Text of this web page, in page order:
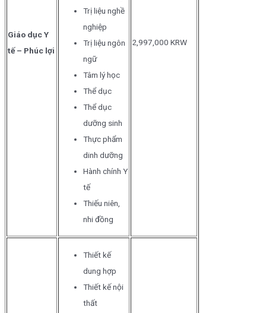
Giáo dục Y
tế – Phúc lợi
Trị liệu nghề
nghiệp
Trị liệu ngôn
ngữ
Tâm lý học
Thể dục
Thể dục
dưỡng sinh
Thực phẩm
dinh dưỡng
Hành chính Y
tế
Thiếu niên,
nhi đồng
2,997,000 KRW
Thiết kế
dung hợp
Thiết kế nội
thất